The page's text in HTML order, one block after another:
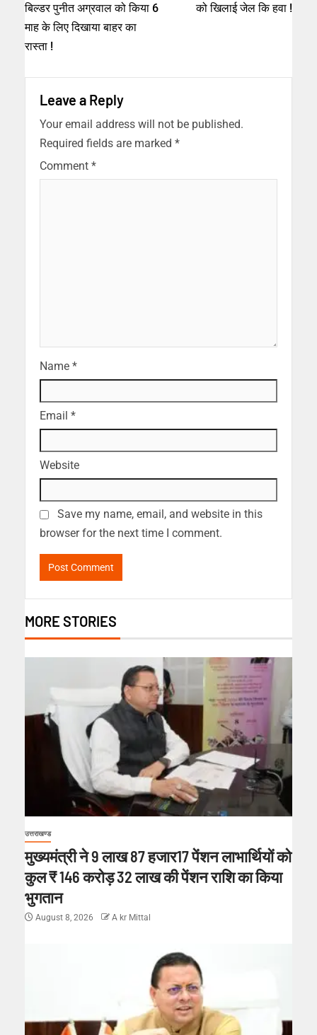
बिल्डर पुनीत अग्रवाल को किया 6
माह के लिए दिखाया बाहर का
रास्ता !
को खिलाई जेल कि हवा !
Leave a Reply
Your email address will not be published.
Required fields are marked *
Comment *
Name *
Email *
Website
Save my name, email, and website in this
browser for the next time I comment.
MORE STORIES
उत्तराखण्ड
मुख्यमंत्री ने 9 लाख 87 हजार17 पेंशन लाभार्थियों को
कुल ₹ 146 करोड़ 32 लाख की पेंशन राशि का किया
भुगतान
August 8, 2026 A kr Mittal